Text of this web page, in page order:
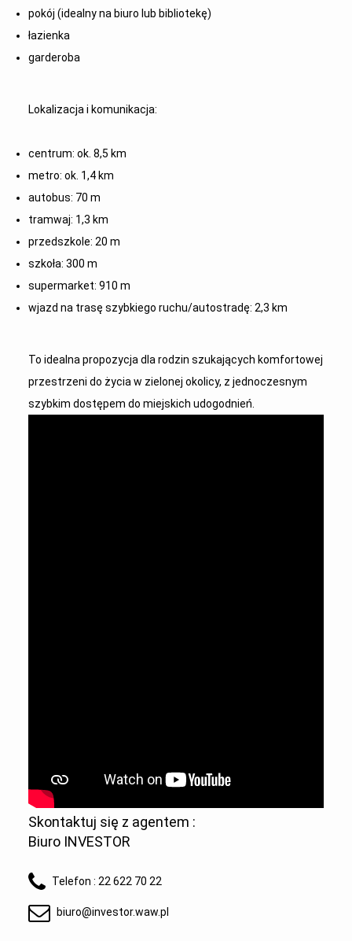
pokój (idealny na biuro lub bibliotekę)
łazienka
garderoba
Lokalizacja i komunikacja:
centrum: ok. 8,5 km
metro: ok. 1,4 km
autobus: 70 m
tramwaj: 1,3 km
przedszkole: 20 m
szkoła: 300 m
supermarket: 910 m
wjazd na trasę szybkiego ruchu/autostradę: 2,3 km
To idealna propozycja dla rodzin szukających komfortowej
przestrzeni do życia w zielonej okolicy, z jednoczesnym
szybkim dostępem do miejskich udogodnień.
Skontaktuj się z agentem :
Biuro INVESTOR
Telefon : 22 622 70 22
biuro@investor.waw.pl